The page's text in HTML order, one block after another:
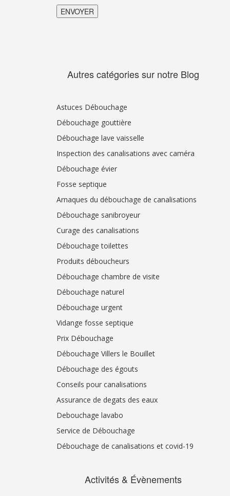
Autres catégories sur notre Blog
Astuces Débouchage
Débouchage gouttière
Débouchage lave vaisselle
Inspection des canalisations avec caméra
Débouchage évier
Fosse septique
Arnaques du débouchage de canalisations
Débouchage sanibroyeur
Curage des canalisations
Débouchage toilettes
Produits déboucheurs
Débouchage chambre de visite
Débouchage naturel
Débouchage urgent
Vidange fosse septique
Prix Débouchage
Débouchage Villers le Bouillet
Débouchage des égouts
Conseils pour canalisations
Assurance de degats des eaux
Debouchage lavabo
Service de Débouchage
Débouchage de canalisations et covid-19
Activités & Évènements